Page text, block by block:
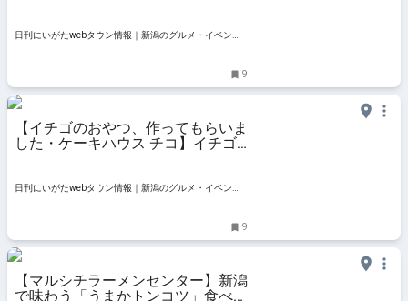
日刊にいがたwebタウン情報｜新潟のグルメ・イベン
9
【イチゴのおやつ、作ってもらいま
した・ケーキハウス チコ】イチゴ
日刊にいがたwebタウン情報｜新潟のグルメ・イベン
9
【マルシチラーメンセンター】新潟
で味わう「うまかトンコツ」食べん